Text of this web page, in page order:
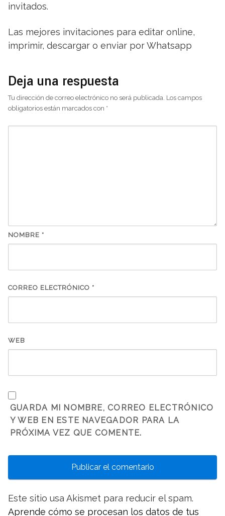
invitados.
Las mejores invitaciones para editar online,
imprimir, descargar o enviar por Whatsapp
Deja una respuesta
Tu dirección de correo electrónico no será publicada. Los campos
obligatorios están marcados con *
NOMBRE *
CORREO ELECTRÓNICO *
WEB
GUARDA MI NOMBRE, CORREO ELECTRÓNICO
Y WEB EN ESTE NAVEGADOR PARA LA
PRÓXIMA VEZ QUE COMENTE.
Este sitio usa Akismet para reducir el spam.
Aprende cómo se procesan los datos de tus